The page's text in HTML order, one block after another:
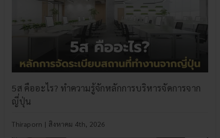
5ส คืออะไร? ทำความรู้จักหลักการบริหารจัดการจาก
ญี่ปุ่น
Thiraporn | สิงหาคม 4th, 2026